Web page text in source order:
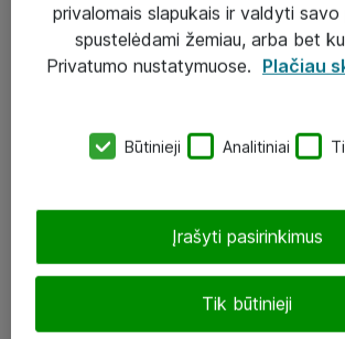
Atea ekspertų patarimai verslui
eShop@atea.lt
privalomais slapukais ir valdyti savo
spustelėdami žemiau, arba bet
Privatumo nustatymuose. Plačiau
Būtinieji Analitiniai
Tik būtinieji
Įrašyti pasirinkimus